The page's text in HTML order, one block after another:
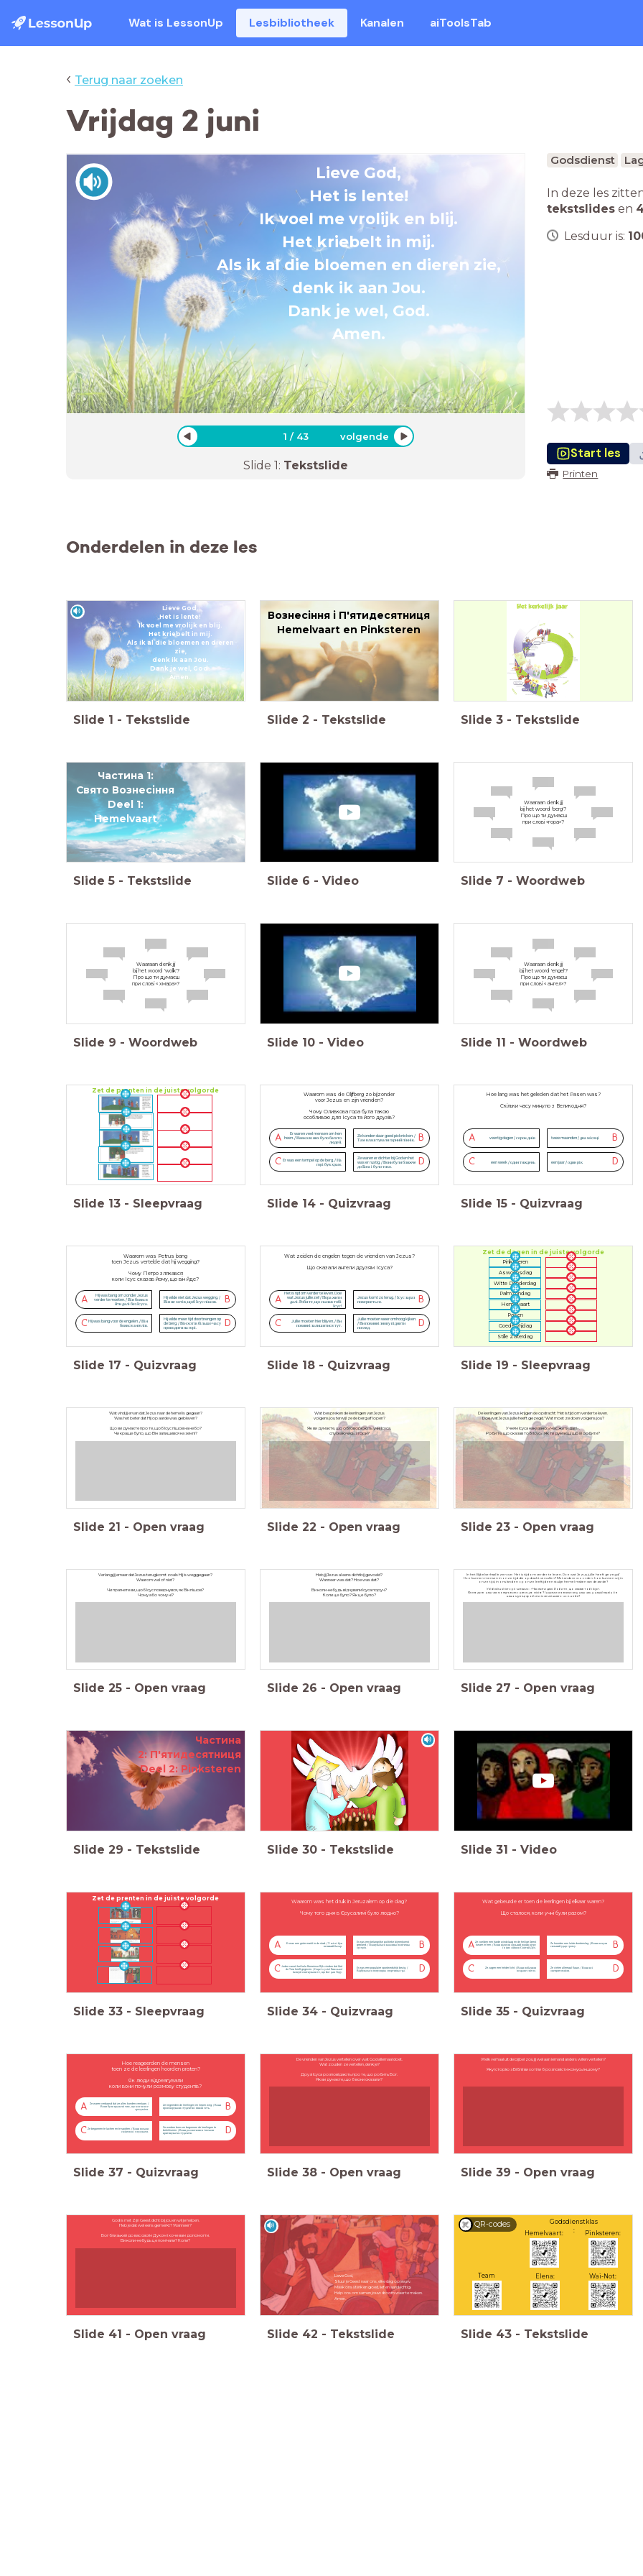
Wat is LessonUp Lesbibliotheek Kanalen aiToolsTab
‹ Terug naar zoeken
Vrijdag 2 juni
Lieve God,
Het is lente!
Ik voel me vrolijk en blij.
Het kriebelt in mij.
Als ik al die bloemen en dieren zie,
denk ik aan Jou.
Dank je wel, God.
Amen.
1 / 43 volgende
Slide 1: Tekstslide
Godsdienst
In deze les
tekstslides en
Lesduur is:
Start les
Printen
Onderdelen in deze les
Lieve God,
Het is lente!
Ik voel me vrolijk en blij.
Het kriebelt in mij.
Als ik al die bloemen en dieren
zie,
denk ik aan Jou.
Dank je wel, God.
Amen.
Slide 1 - Tekstslide
Вознесіння і П'ятидесятниця
Hemelvaart en Pinksteren
Slide 2 - Tekstslide Slide 3 - Tekstslide
Частина 1:
Свято Вознесіння
Deel 1:
Hemelvaart
Slide 5 - Tekstslide Slide 6 - Video
Waaraan denk jij
bij het woord 'berg'?
Про що ти думаєш
при слові «гора»?
Slide 7 - Woordweb
Waaraan denk jij
bij het woord 'wolk'?
Про що ти думаєш
при слові « хмара»?
Slide 9 - Woordweb Slide 10 - Video
Waaraan denk jij
bij het woord 'engel'?
Про що ти думаєш
при слові « ангел»?
Slide 11 - Woordweb
Zet de prenten in de juiste volgorde
Slide 13 - Sleepvraag
Waarom was de Olijfberg zo bijzonder
voor Jezus en zijn vrienden?
Чому Оливкова гора була такою
особливою для Ісуса та його друзів?
A
Er waren veel mensen om hen
heen. / Навколо них було багато
людей.
B
Ze konden daar goed picknicken. /
Там влаштували гарний пікнік.
C Er was een tempel op de berg. / На
горі був храм.
D
Ze waren er dichter bij God en het
was er rustig. / Вони були ближче
до Бога і було тихо.
Slide 14 - Quizvraag
Hoe lang was het geleden dat het Pasen was?
Скільки часу минуло з Великодня?
A veertig dagen / сорок днів B
twee maanden / два місяці
C een week / один тиждень D
een jaar / один рік
Slide 15 - Quizvraag
Waarom was Petrus bang
toen Jezus vertelde dat hij wegging?
Чому Петро злякався
коли Ісус сказав йому, що він йде?
A
Hij was bang om zonder Jezus
verder te moeten. / Він боявся
йти далі без Ісуса.
B
Hij wilde niet dat Jezus wegging. /
Він не хотів, щоб Ісус пішов.
C Hij was bang voor de engelen. / Він
боявся ангелів.
D
Hij wilde meer tijd doorbrengen op
de berg. / Він хотів більше часу
проводити на горі.
Slide 17 - Quizvraag
Wat zeiden de engelen tegen de vrienden van Jezus?
Що сказали ангели друзям Ісуса?
A
Het is tijd om verder te leven. Doe
wat Jezus jullie zei! / Пора жити
далі. Роби те, що сказав тобі
Ісус!
B
Jezus komt zo terug. / Ісус зараз
повернеться.
C
Jullie moeten hier blijven. / Ви
повинні залишитися тут.
D
Jullie moeten weer omhoog kijken.
/ Ви повинні знову підняти
погляд.
Slide 18 - Quizvraag
Zet de dagen in de juiste volgorde
Pinksteren
Aswoensdag
Witte Donderdag
Palmzondag
Hemelvaart
Pasen
Goede Vrijdag
Stille Zaterdag
Slide 19 - Sleepvraag
Wat vind jij ervan dat Jezus naar de hemel is gegaan?
Was het beter dat Hij op aarde was gebleven?
Що ви думаєте про те, щоб Ісус пішов на небо?
Чи краще було, що Він залишився на землі?
Slide 21 - Open vraag
Wat bespreken de leerlingen van Jezus
volgens jou terwijl ze de berg af lopen?
Як ви думаєте, що обговорюють учні Ісуса,
спускаючись з гори?
Slide 22 - Open vraag
De leerlingen van Jezus krijgen de opdracht: 'Het is tijd om verder te leven.
Doe wat Jezus jullie heeft gezegd.' Wat moet ze doen volgens jou?
Учням Ісуса наказано: «Час жити далі».
Роби те, що сказав тобі Ісус». Як ти думаєш, що їй робити?
Slide 23 - Open vraag
Verlang jij ernaar dat Jezus terugkomt zoals Hij is weggegaan?
Waarom wel of niet?
Чи прагнете ви, щоб Ісус повернувся, як Він пішов?
Чому або чому ні?
Slide 25 - Open vraag
Heb jij Jezus al eens dichtbij gevoeld?
Wanneer was dat? Hoe was dat?
Ви коли-небудь відчували Ісуса поруч?
Коли це було? Як це було?
Slide 26 - Open vraag
In het Bijbelverhaal lezen we: ‘Het is tijd om verder te leven. Doe wat Jezus jullie heeft gezegd.’
Hoe kunnen mensen in onze tijd die opdracht vervullen? Met andere woorden: hoe kunnen wij in
onze tijd, in ons land en op onze leeftijd een stukje hemel maken van de aarde?
У біблійній історії читаємо: «Час жити далі. Роби те, що сказав тобі Ісус».
Як люди в наш час можуть виконати цю місію? Іншими словами: як у наш час, у нашій країні і в
нашому віці зробити із землі шматочок неба?
Slide 27 - Open vraag
Частина
2: П'ятидесятниця
Deel 2: Pinksteren
Slide 29 - Tekstslide Slide 30 - Tekstslide Slide 31 - Video
Zet de prenten in de juiste volgorde
Slide 33 - Sleepvraag
Waarom was het druk in Jeruzalem op die dag?
Чому того дня в Єрусалимі було людно?
A
Er was een grote markt in de stad. / У місті був
великий базар.
B
Er was een belangrijke politieke bijeenkomst
gepland. / Планувалася важлива політична
зустріч.
C Joden vanuit het hele Romeinse Rijk vierden dat God
de Tora heeft gegeven. / Євреї з усієї Римської
імперії святкували те, що Бог дав Тору.
D
Er was een populaire sportwedstrijd bezig. /
Відбувалася популярна спортивна гра.
Slide 34 - Quizvraag
Wat gebeurde er toen de leerlingen bij elkaar waren?
Що сталося, коли учні були разом?
A Ze voelden een harde windvlaag en de heilige Geest
kwam in hen. / Вони відчули сильний порив вітру
і в них зійшов Святий Дух.
B
Ze hoorden een luide donderslag. / Вони почули
сильний удар грому.
C
Ze zagen een helder licht. / Вони побачили
яскраве світло.
D
Ze vielen allemaal flauw. / Вони всі
знепритомніли.
Slide 35 - Quizvraag
Hoe reageerden de mensen
toen ze de leerlingen hoorden praten?
Як люди відреагували
коли вони почули розмову студентів?
A
Ze waren verbaasd dat ze alles konden verstaan. /
Вони були вражені тим, що могли все
зрозуміти.
B
Ze negeerden de leerlingen en liepen weg. / Вони
проігнорували студентів і пішли геть.
C Ze begonnen te lachen en te spotten. / Вони почали
сміятися і глузувати.
D
Ze werden boos en begonnen de leerlingen te
bekritiseren. / Вони розлютилися і почали
критикувати студентів.
Slide 37 - Quizvraag
De vrienden van Jezus vertellen over wat God allemaal doet.
Wat zouden ze vertellen, denk je?
Друзі Ісуса розповідають про те, що робить Бог.
Як ви думаєте, що б вони сказали?
Slide 38 - Open vraag
Welk verhaal uit de bijbel zou jij wel aan iemand anders willen vertellen?
Яку історію з Біблії ви хотіли б розповісти комусь іншому?
Slide 39 - Open vraag
God is met Zijn Geest dicht bij jou en wil je helpen.
Heb je dat wel eens gemerkt? Wanneer?
Бог близький до вас своїм Духом і хоче вам допомогти.
Ви коли-небудь це помічали? Коли?
Slide 41 - Open vraag
Lieve God,
Stuur je Geest naar ons, elke dag opnieuw.
Maak ons sterk en goed, lief en aandachtig.
Help ons om samen jouw droom waar te maken.
Amen.
Slide 42 - Tekstslide
QR-codes
Godsdienstklas
:
Team
Talento:
Elena: Wai-Not:
Hemelvaart: Pinksteren:
Slide 43 - Tekstslide